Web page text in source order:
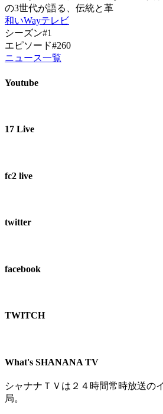
の3世代が語る、伝統と革
和いWayテレビ
シーズン#1
エピソード#260
ニュース一覧
Youtube
17 Live
fc2 live
twitter
facebook
TWITCH​
What's SHANANA TV
シャナナＴＶは２４時間常時放送の
局。